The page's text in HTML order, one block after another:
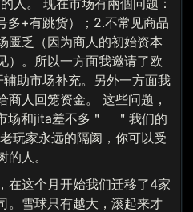
人。 现在市场有兩個问题：
多+有跳货）；2.不常见商品
匮乏（因为商人的初始资本
）。所以一方面我邀请了欧
助市场补充。另外一方面我
商人回笼资金。 这些问题，
场和jita差不多＂ ＂我们的
玩家永远的隔阂，你可以受
人。
在这个月开始我们迁移了4家
。雪球只有越大，滚起来才